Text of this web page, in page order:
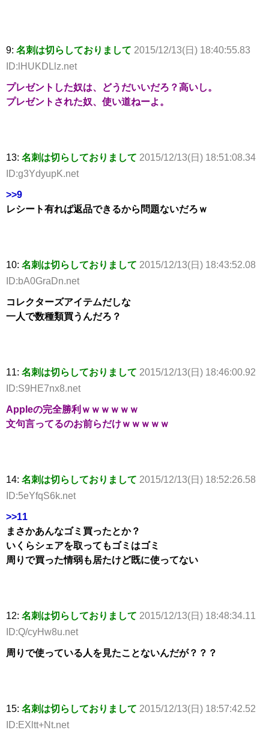
9: 名刺は切らしておりまして 2015/12/13(日) 18:40:55.83
ID:lHUKDLlz.net
プレゼントした奴は、どうだいいだろ？高いし。
プレゼントされた奴、使い道ねーよ。
13: 名刺は切らしておりまして 2015/12/13(日) 18:51:08.34
ID:g3YdyupK.net
>>9
レシート有れば返品できるから問題ないだろｗ
10: 名刺は切らしておりまして 2015/12/13(日) 18:43:52.08
ID:bA0GraDn.net
コレクターズアイテムだしな
一人で数種類買うんだろ？
11: 名刺は切らしておりまして 2015/12/13(日) 18:46:00.92
ID:S9HE7nx8.net
Appleの完全勝利ｗｗｗｗｗｗ
文句言ってるのお前らだけｗｗｗｗｗ
14: 名刺は切らしておりまして 2015/12/13(日) 18:52:26.58
ID:5eYfqS6k.net
>>11
まさかあんなゴミ買ったとか？
いくらシェアを取ってもゴミはゴミ
周りで買った情弱も居たけど既に使ってない
12: 名刺は切らしておりまして 2015/12/13(日) 18:48:34.11
ID:Q/cyHw8u.net
周りで使っている人を見たことないんだが？？？
15: 名刺は切らしておりまして 2015/12/13(日) 18:57:42.52
ID:EXltt+Nt.net